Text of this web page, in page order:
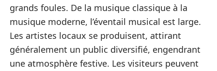
grands foules. De la musique classique à la
musique moderne, l’éventail musical est large.
Les artistes locaux se produisent, attirant
généralement un public diversifié, engendrant
une atmosphère festive. Les visiteurs peuvent